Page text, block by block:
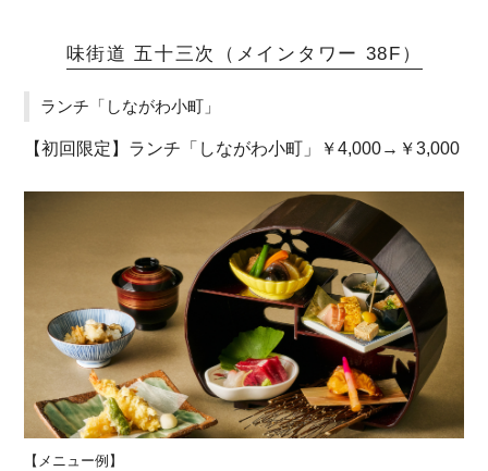
味街道 五十三次（メインタワー 38F）
ランチ「しながわ小町」
【初回限定】ランチ「しながわ小町」￥4,000→￥3,000
【メニュー例】